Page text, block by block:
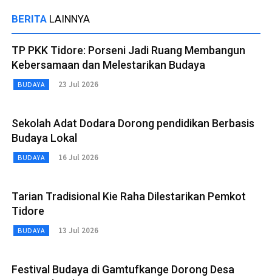
BERITA LAINNYA
TP PKK Tidore: Porseni Jadi Ruang Membangun
Kebersamaan dan Melestarikan Budaya
BUDAYA 23 Jul 2026
Sekolah Adat Dodara Dorong pendidikan Berbasis
Budaya Lokal
BUDAYA 16 Jul 2026
Tarian Tradisional Kie Raha Dilestarikan Pemkot
Tidore
BUDAYA 13 Jul 2026
Festival Budaya di Gamtufkange Dorong Desa